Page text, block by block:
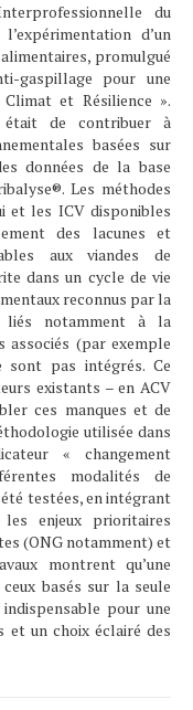
du
d’un
promulgué
gaspillage pour une
et Résilience ».
était de contribuer à
basées sur
données de la base
Les méthodes
et les ICV disponibles
des lacunes et
aux viandes de
dans un cycle de vie
reconnus par la
liés notamment à la
associés (par exemple
sont pas intégrés. Ce
existants – en ACV
ces manques et de
utilisée dans
« changement
modalités de
testées, en intégrant
enjeux prioritaires
(ONG notamment) et
montrent qu’une
basés sur la seule
pour une
et un choix éclairé des